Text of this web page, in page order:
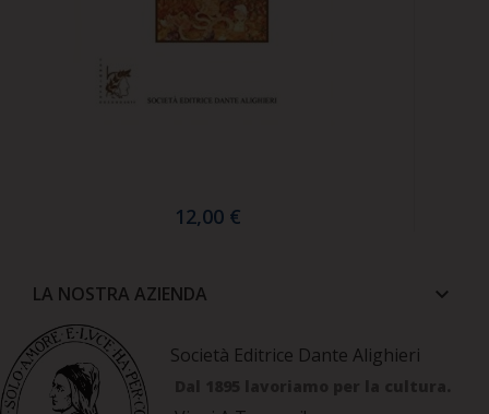
12,00 €
LA NOSTRA AZIENDA keyboard_arrow_down
Società Editrice Dante Alighieri